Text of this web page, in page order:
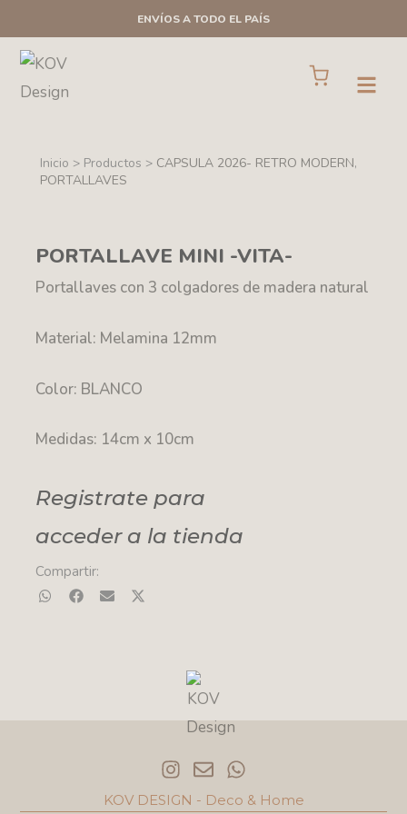
al
contenido
ENVÍOS A TODO EL PAÍS
Open
Cart
Inicio > Productos > CAPSULA 2026- RETRO MODERN,
PORTALLAVES
PORTALLAVE MINI -VITA-
Portallaves con 3 colgadores de madera natural
Material: Melamina 12mm
Color: BLANCO
Medidas: 14cm x 10cm
Registrate para
acceder a la tienda
Compartir:
n
s
n
v
h
a
KOV DESIGN - Deco & Home